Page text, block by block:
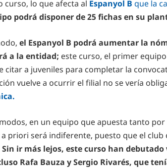
curso, lo que afecta al Espanyol B que la
podrá disponer de 25 fichas en su
el Espanyol B podrá aumentar la
a la entidad; este curso, el primer
citar a juveniles para completar la
vuelve a ocurrir el filial no se vería
en un equipo que apuesta tanto
priori será indiferente, puesto que el
Sin ir más lejos, este curso han
Rafa Bauza y Sergio Rivarés, que